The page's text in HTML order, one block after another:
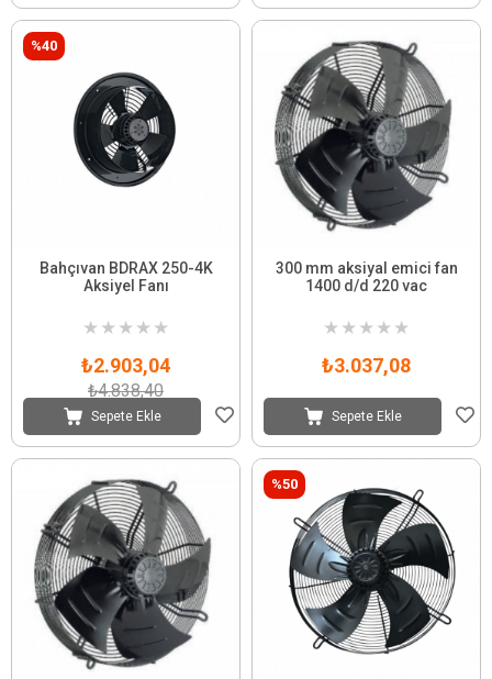
Bahçıvan BDRAX 250-4K
Aksiyel Fanı
★ ★ ★ ★ ★
₺2.903,04
₺4.838,40
Sepete Ekle
%40
300 mm aksiyal emici fan
1400 d/d 220 vac
★ ★ ★ ★ ★
₺3.037,08
Sepete Ekle
%50